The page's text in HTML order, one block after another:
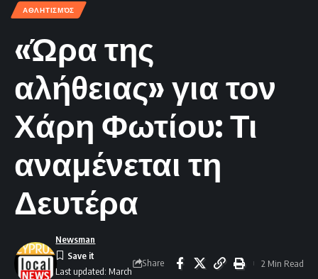
ΑΘΛΗΤΙΣΜΌΣ
«Ώρα της
αλήθειας» για τον
Χάρη Φωτίου: Τι
αναμένεται τη
Δευτέρα
Last updated: March
Newsman
Share 2 Min Read